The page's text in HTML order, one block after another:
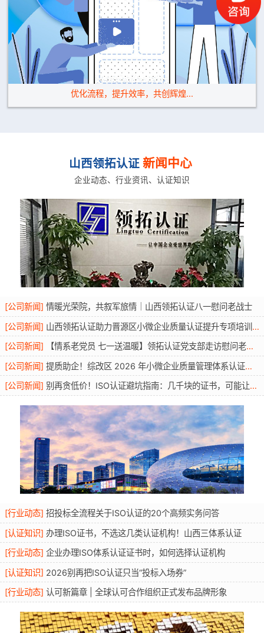
优化流程，提升效率，共创辉煌...
山西领拓认证 新闻中心
企业动态、行业资讯、认证知识
[公司新闻] 情暖光荣院，共叙军旅情｜山西领拓认证八一慰问老战士
[公司新闻] 山西领拓认证助力晋源区小微企业质量认证提升专项培训圆满开展
[公司新闻]
【情系老党员 七一送温暖】领拓认证党支部走访慰问老党员活动
[公司新闻] 提质助企！综改区 2026 年小微企业质量管理体系认证提升行动圆满举办
[公司新闻] 别再贪低价！ISO认证避坑指南：几千块的证书，可能让你投标直接废标
[行业动态] 招投标全流程关于ISO认证的20个高频实务问答
[认证知识] 办理ISO证书，不选这几类认证机构！山西三体系认证
[行业动态] 企业办理ISO体系认证证书时，如何选择认证机构
[认证知识] 2026别再把ISO认证只当“投标入场券”
[行业动态] 认可新篇章 | 全球认可合作组织正式发布品牌形象